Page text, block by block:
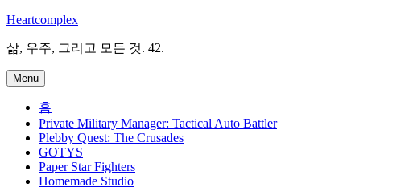
Skip
content
Heartcomplex
삶, 우주, 그리고 모든 것. 42.
Menu
홈
Private Military Manager: Tactical Auto Battler
Plebby Quest: The Crusades
GOTYS
Paper Star Fighters
Homemade Studio